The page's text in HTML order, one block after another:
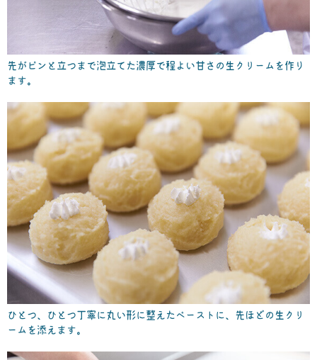
先がピンと立つまで泡立てた濃厚で程よい甘さの生クリームを作り
ます。
ひとつ、ひとつ丁寧に丸い形に整えたペーストに、先ほどの生クリ
ームを添えます。